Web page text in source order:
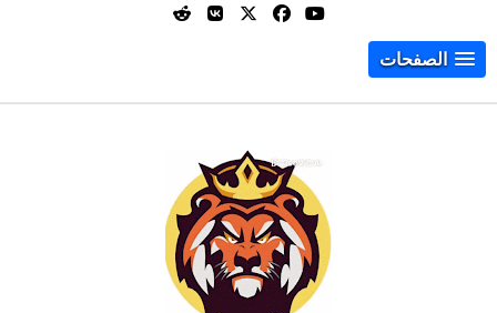
الصفحات